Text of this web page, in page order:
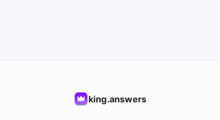
king.answers